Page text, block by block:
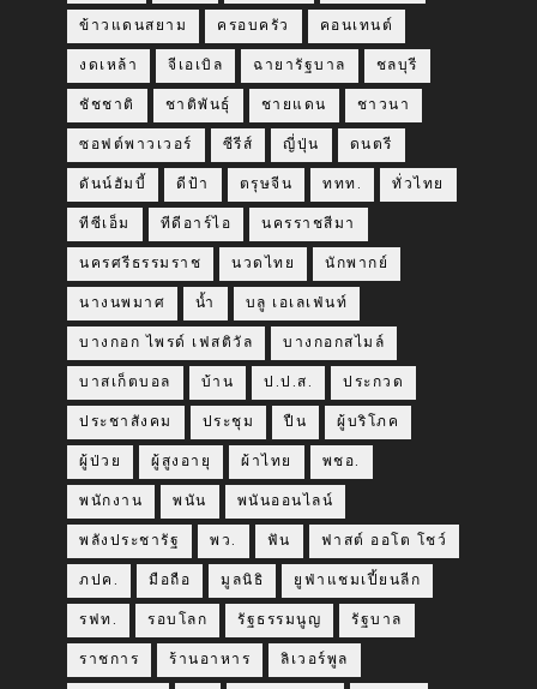
ข้าวแดนสยาม ครอบครัว คอนเทนต์
งดเหล้า จีเอเบิล ฉายารัฐบาล ชลบุรี
ชัชชาติ ชาติพันธุ์ ชายแดน ชาวนา
ซอฟต์พาวเวอร์ ซีรีส์ ญี่ปุ่น ดนตรี
ดันน์ฮัมบี้ ดีป้า ตรุษจีน ททท. ทั่วไทย
ทีซีเอ็ม ทีดีอาร์ไอ นครราชสีมา
นครศรีธรรมราช นวดไทย นักพากย์
นางนพมาศ น้ำ บลู เอเลเฟ่นท์
บางกอก ไพรด์ เฟสติวัล บางกอกสไมล์
บาสเก็ตบอล บ้าน ป.ป.ส. ประกวด
ประชาสังคม ประชุม ปืน ผู้บริโภค
ผู้ป่วย ผู้สูงอายุ ผ้าไทย พชอ.
พนักงาน พนัน พนันออนไลน์
พลังประชารัฐ พว. ฟัน ฟาสต์ ออโต โชว์
ภปค. มือถือ มูลนิธิ ยูฟ่าแชมเปี้ยนลีก
รฟท. รอบโลก รัฐธรรมนูญ รัฐบาล
ราชการ ร้านอาหาร ลิเวอร์พูล